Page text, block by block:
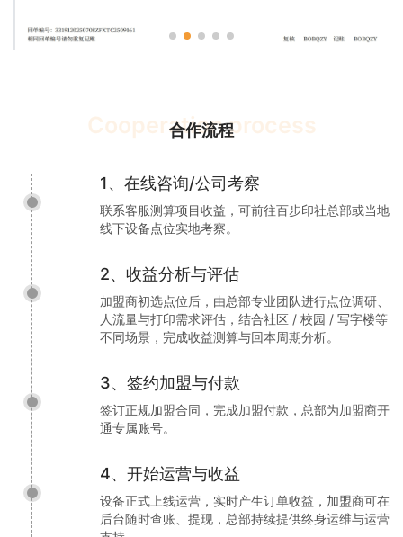
合作流程
Cooperation process
1、在线咨询/公司考察
联系客服测算项目收益，可前往百步印社总部或当地
线下设备点位实地考察。
2、收益分析与评估
加盟商初选点位后，由总部专业团队进行点位调研、
人流量与打印需求评估，结合社区 / 校园 / 写字楼等
不同场景，完成收益测算与回本周期分析。
3、签约加盟与付款
签订正规加盟合同，完成加盟付款，总部为加盟商开
通专属账号。
4、开始运营与收益
设备正式上线运营，实时产生订单收益，加盟商可在
后台随时查账、提现，总部持续提供终身运维与运营